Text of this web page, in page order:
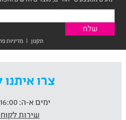
תקנון | מדיניות
צרו
ימים א-ה:
שירות